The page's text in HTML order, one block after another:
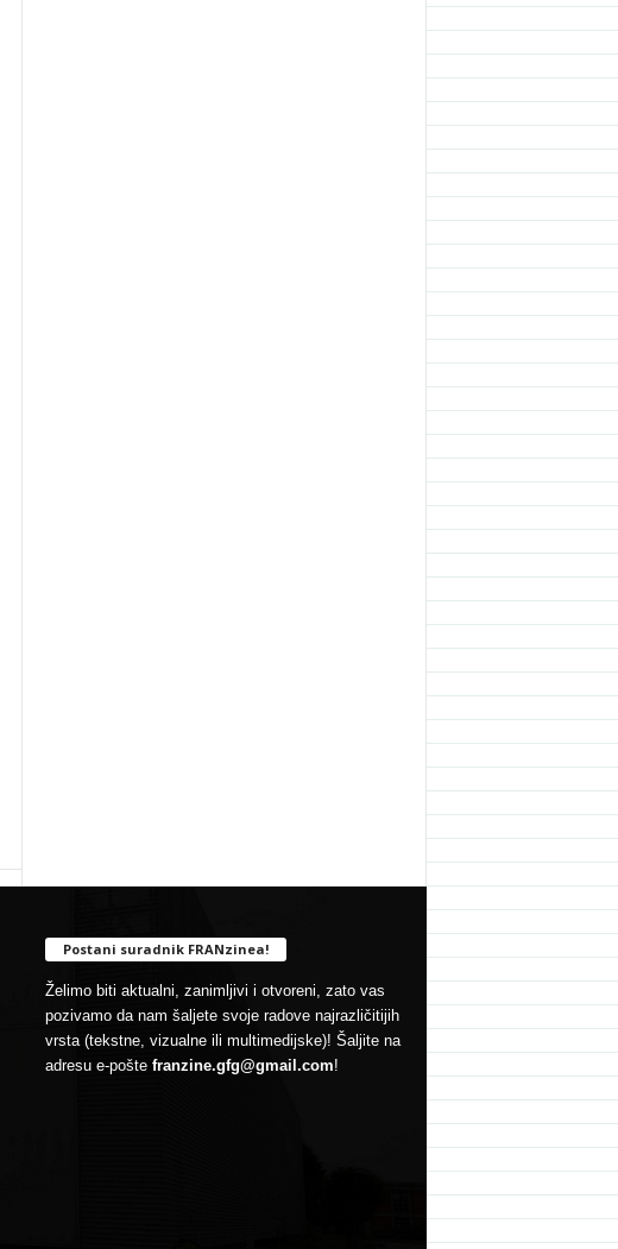
Postani suradnik FRANzinea!
Želimo biti aktualni, zanimljivi i otvoreni, zato vas
pozivamo da nam šaljete svoje radove najrazličitijih
vrsta (tekstne, vizualne ili multimedijske)! Šaljite na
adresu e-pošte franzine.gfg@gmail.com!